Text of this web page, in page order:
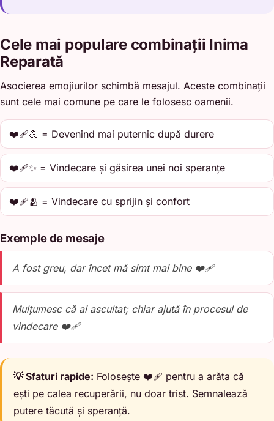
Cele mai populare combinații Inima
Reparată
Asocierea emojiurilor schimbă mesajul. Aceste combinații
sunt cele mai comune pe care le folosesc oamenii.
❤️‍🩹💪 = Devenind mai puternic după durere
❤️‍🩹✨ = Vindecare și găsirea unei noi speranțe
❤️‍🩹🫂 = Vindecare cu sprijin și confort
Exemple de mesaje
A fost greu, dar încet mă simt mai bine ❤️‍🩹
Mulțumesc că ai ascultat; chiar ajută în procesul de
vindecare ❤️‍🩹
💡 Sfaturi rapide: Folosește ❤️‍🩹 pentru a arăta că
ești pe calea recuperării, nu doar trist. Semnalează
putere tăcută și speranță.